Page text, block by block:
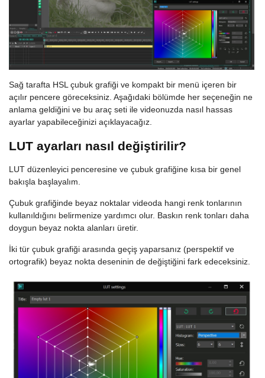
Sağ tarafta HSL çubuk grafiği ve kompakt bir menü içeren bir
açılır pencere göreceksiniz. Aşağıdaki bölümde her seçeneğin ne
anlama geldiğini ve bu araç seti ile videonuzda nasıl hassas
ayarlar yapabileceğinizi açıklayacağız.
LUT ayarları nasıl değiştirilir?
LUT düzenleyici penceresine ve çubuk grafiğine kısa bir genel
bakışla başlayalım.
Çubuk grafiğinde beyaz noktalar videoda hangi renk tonlarının
kullanıldığını belirmenize yardımcı olur. Baskın renk tonları daha
doygun beyaz nokta alanları üretir.
İki tür çubuk grafiği arasında geçiş yaparsanız (perspektif ve
ortografik) beyaz nokta deseninin de değiştiğini fark edeceksiniz.